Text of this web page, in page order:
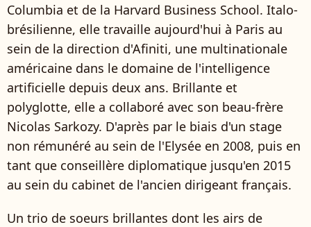
Columbia et de la Harvard Business School. Italo-
brésilienne, elle travaille aujourd'hui à Paris au
sein de la direction d'Afiniti, une multinationale
américaine dans le domaine de l'intelligence
artificielle depuis deux ans. Brillante et
polyglotte, elle a collaboré avec son beau-frère
Nicolas Sarkozy. D'après par le biais d'un stage
non rémunéré au sein de l'Elysée en 2008, puis en
tant que conseillère diplomatique jusqu'en 2015
au sein du cabinet de l'ancien dirigeant français.
Un trio de soeurs brillantes dont les airs de